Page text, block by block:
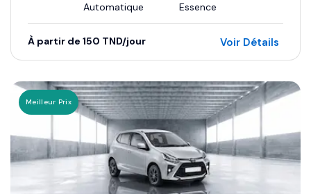
Automatique Essence
À partir de 150 TND/jour Voir Détails
Meilleur Prix